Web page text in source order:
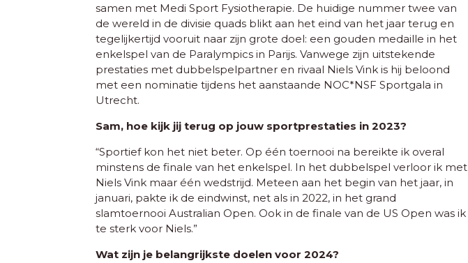
samen met Medi Sport Fysiotherapie. De huidige nummer twee van
de wereld in de divisie quads blikt aan het eind van het jaar terug en
tegelijkertijd vooruit naar zijn grote doel: een gouden medaille in het
enkelspel van de Paralympics in Parijs. Vanwege zijn uitstekende
prestaties met dubbelspelpartner en rivaal Niels Vink is hij beloond
met een nominatie tijdens het aanstaande NOC*NSF Sportgala in
Utrecht.
Sam, hoe kijk jij terug op jouw sportprestaties in 2023?
“Sportief kon het niet beter. Op één toernooi na bereikte ik overal
minstens de finale van het enkelspel. In het dubbelspel verloor ik met
Niels Vink maar één wedstrijd. Meteen aan het begin van het jaar, in
januari, pakte ik de eindwinst, net als in 2022, in het grand
slamtoernooi Australian Open. Ook in de finale van de US Open was ik
te sterk voor Niels.”
Wat zijn je belangrijkste doelen voor 2024?